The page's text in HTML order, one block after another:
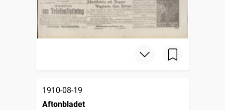
1910-08-19
Aftonbladet